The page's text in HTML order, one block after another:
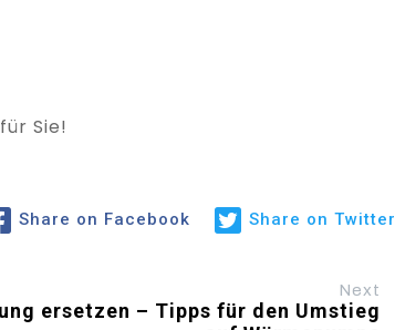
Sie!
Share on Facebook Share on Twitter
Next
ersetzen – Tipps für den Umstieg